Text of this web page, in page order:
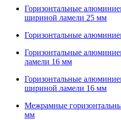
Горизонтальные
шириной ламели 25 мм
Горизонтальные
Горизонтальные
ламели 16 мм
Горизонтальные
шириной ламели 16 мм
Межрамные
мм